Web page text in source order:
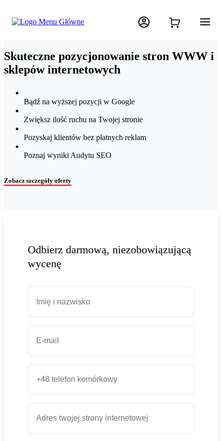
Skuteczne pozycjonowanie stron WWW i
sklepów internetowych
Bądź na wyższej pozycji w Google
Zwiększ ilość ruchu na Twojej stronie
Pozyskaj klientów bez płatnych reklam
Poznaj wyniki Audytu SEO
Zobacz szczegóły oferty
Odbierz darmową, niezobowiązującą
wycenę